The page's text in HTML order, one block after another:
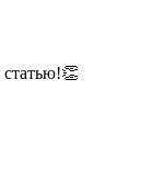
статью!👏